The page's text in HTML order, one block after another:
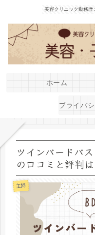
美容クリニック勤務
ホーム
ツインバードバ
の口コミと評判
主婦